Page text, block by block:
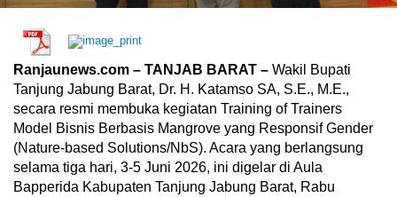
Ranjaunews.com – TANJAB BARAT – Wakil Bupati
Tanjung Jabung Barat, Dr. H. Katamso SA, S.E., M.E.,
secara resmi membuka kegiatan Training of Trainers
Model Bisnis Berbasis Mangrove yang Responsif Gender
(Nature-based Solutions/NbS). Acara yang berlangsung
selama tiga hari, 3-5 Juni 2026, ini digelar di Aula
Bapperida Kabupaten Tanjung Jabung Barat, Rabu